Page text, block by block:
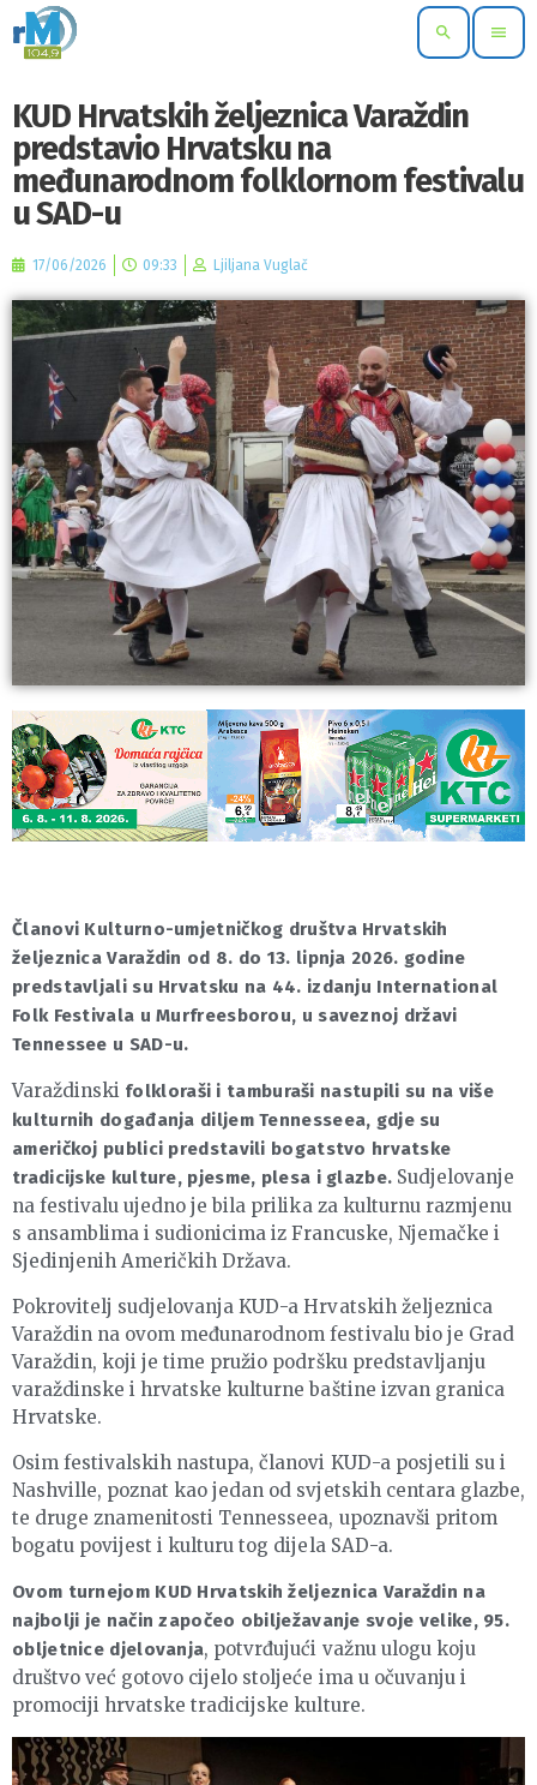
search menu
KUD Hrvatskih željeznica Varaždin
predstavio Hrvatsku na
međunarodnom folklornom festivalu
u SAD-u
17/06/2026 09:33 Ljiljana Vuglač
Članovi Kulturno-umjetničkog društva Hrvatskih
željeznica Varaždin od 8. do 13. lipnja 2026. godine
predstavljali su Hrvatsku na 44. izdanju International
Folk Festivala u Murfreesborou, u saveznoj državi
Tennessee u SAD-u.
Varaždinski folkloraši i tamburaši nastupili su na više
kulturnih događanja diljem Tennesseea, gdje su
američkoj publici predstavili bogatstvo hrvatske
tradicijske kulture, pjesme, plesa i glazbe. Sudjelovanje
na festivalu ujedno je bila prilika za kulturnu razmjenu
s ansamblima i sudionicima iz Francuske, Njemačke i
Sjedinjenih Američkih Država.
Pokrovitelj sudjelovanja KUD-a Hrvatskih željeznica
Varaždin na ovom međunarodnom festivalu bio je Grad
Varaždin, koji je time pružio podršku predstavljanju
varaždinske i hrvatske kulturne baštine izvan granica
Hrvatske.
Osim festivalskih nastupa, članovi KUD-a posjetili su i
Nashville, poznat kao jedan od svjetskih centara glazbe,
te druge znamenitosti Tennesseea, upoznavši pritom
bogatu povijest i kulturu tog dijela SAD-a.
Ovom turnejom KUD Hrvatskih željeznica Varaždin na
najbolji je način započeo obilježavanje svoje velike, 95.
obljetnice djelovanja, potvrđujući važnu ulogu koju
društvo već gotovo cijelo stoljeće ima u očuvanju i
promociji hrvatske tradicijske kulture.